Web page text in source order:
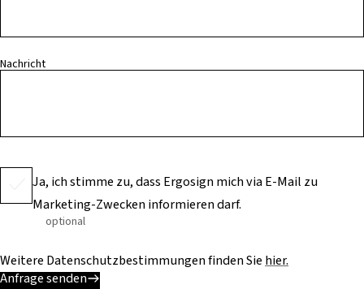
Nachricht
Ja, ich stimme zu, dass Ergosign mich via E-Mail zu
Marketing-Zwecken informieren darf.
optional
Weitere Datenschutzbestimmungen finden Sie hier.
Anfrage senden